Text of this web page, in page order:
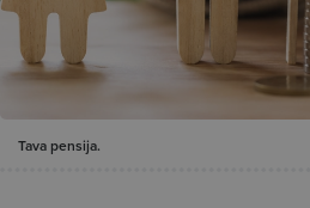
Tava pensija.